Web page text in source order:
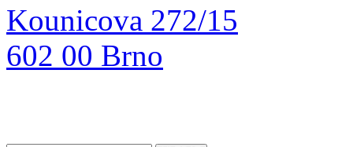
Kounicova 272/15
602 00 Brno